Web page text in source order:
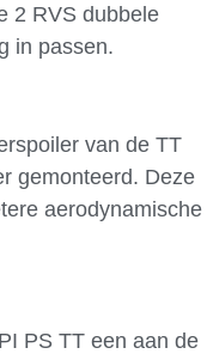
2 RVS dubbele
in passen.
van de TT
gemonteerd. Deze
aerodynamische
PS TT een aan de